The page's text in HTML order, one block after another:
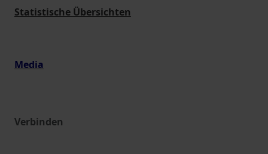
Statistische Übersichten
Media
Verbinden